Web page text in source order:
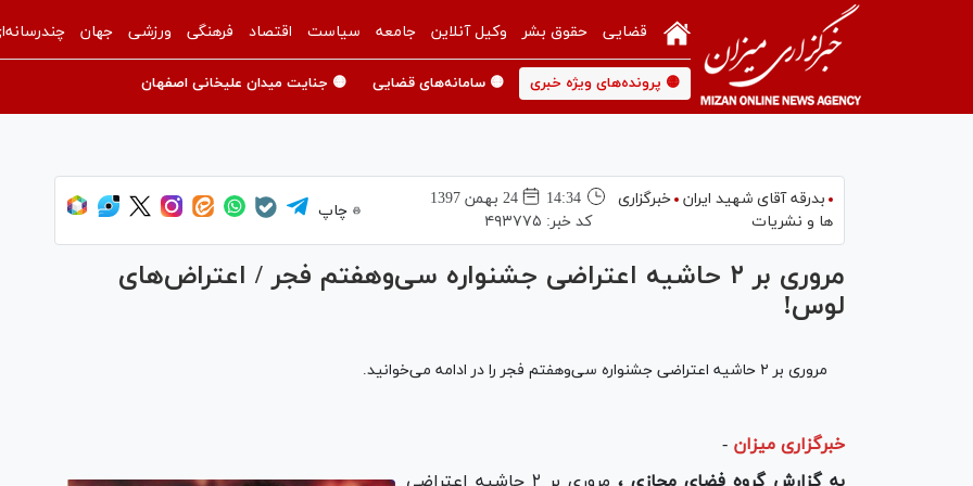
قضایی حقوق بشر وکیل آنلاین جامعه سیاست اقتصاد فرهنگی ورزشی جهان
🟡 پرونده‌های ویژه خبری 🟡 سامانه‌های قضایی 🟡 جنایت میدان علیخانی اصفهان
بدرقه آقای شهید ایران خبرگزاری
ها و نشریات
14:34
24 بهمن 1397
کد خبر: ۴۹۳۷۷۵
چاپ
مروری بر ۲ حاشیه اعتراضی جشنواره سی‌وهفتم فجر / اعتراض‌های
لوس!
مروری بر ۲ حاشیه اعتراضی جشنواره سی‌وهفتم فجر را در ادامه می‌خوانید.
خبرگزاری میزان -